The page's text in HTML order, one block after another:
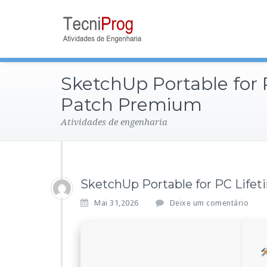
SketchUp Portable for
Patch Premium
Atividades de engenharia
SketchUp Portable for PC
Mai 31,2026 Deixe um comentário